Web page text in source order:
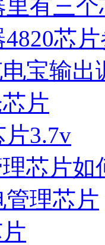
有三个
芯
宝输出
片
3.7v
芯片如
管理芯片